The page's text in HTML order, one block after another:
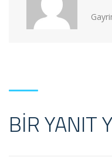
BIR YANIT